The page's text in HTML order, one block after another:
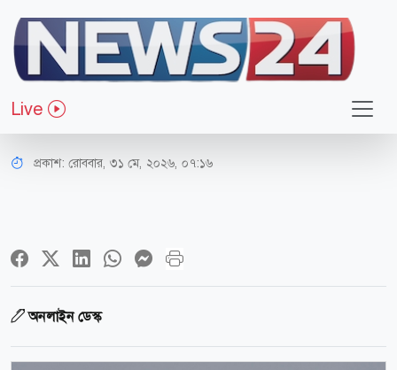
Live
আন্তর্জাতিক
ইরানগামী বাণিজ্যিক জাহাজে মার্কিন
হামলা
প্রকাশ: রোববার, ৩১ মে, ২০২৬, ০৭:১৬
অনলাইন ডেস্ক